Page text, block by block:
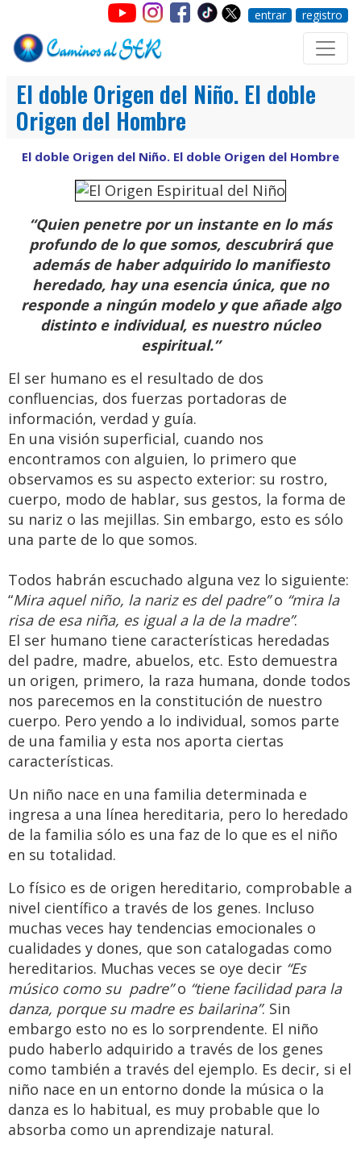
entrar registro
El doble Origen del Niño. El doble
Origen del Hombre
El doble Origen del Niño. El doble Origen del Hombre
“Quien penetre por un instante en lo más
profundo de lo que somos, descubrirá que
además de haber adquirido lo manifiesto
heredado, hay una esencia única, que no
responde a ningún modelo y que añade algo
distinto e individual, es nuestro núcleo
espiritual.”
El ser humano es el resultado de dos
confluencias, dos fuerzas portadoras de
información, verdad y guía.
En una visión superficial, cuando nos
encontramos con alguien, lo primero que
observamos es su aspecto exterior: su rostro,
cuerpo, modo de hablar, sus gestos, la forma de
su nariz o las mejillas. Sin embargo, esto es sólo
una parte de lo que somos.
Todos habrán escuchado alguna vez lo siguiente:
“Mira aquel niño, la nariz es del padre”o “mira la
risa de esa niña, es igual a la de la madre”.
El ser humano tiene características heredadas
del padre, madre, abuelos, etc. Esto demuestra
un origen, primero, la raza humana, donde todos
nos parecemos en la constitución de nuestro
cuerpo. Pero yendo a lo individual, somos parte
de una familia y esta nos aporta ciertas
características.
Un niño nace en una familia determinada e
ingresa a una línea hereditaria, pero lo heredado
de la familia sólo es una faz de lo que es el niño
en su totalidad.
Lo físico es de origen hereditario, comprobable a
nivel científico a través de los genes. Incluso
muchas veces hay tendencias emocionales o
cualidades y dones, que son catalogadas como
hereditarios. Muchas veces se oye decir “Es
músico como su padre”o “tiene facilidad para la
danza, porque su madre es bailarina”. Sin
embargo esto no es lo sorprendente. El niño
pudo haberlo adquirido a través de los genes
como también a través del ejemplo. Es decir, si el
niño nace en un entorno donde la música o la
danza es lo habitual, es muy probable que lo
absorba como un aprendizaje natural.